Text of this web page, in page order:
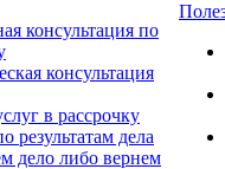
консультация по
консультация
в рассрочку
результатам дела
дело либо вернем